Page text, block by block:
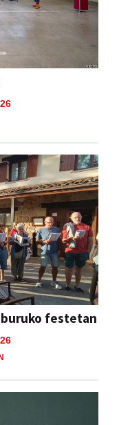
festetan